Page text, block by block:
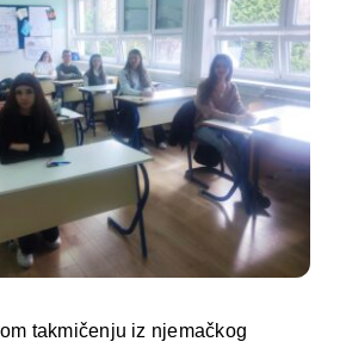
takmičenju iz njemačkog